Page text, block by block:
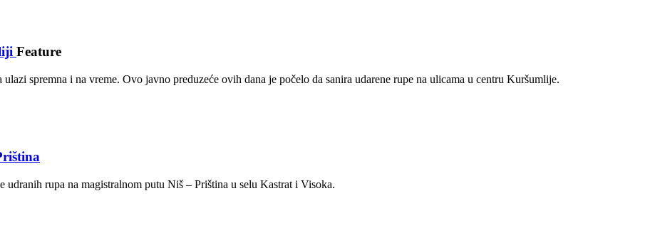
Feature
spremna i na vreme. Ovo javno preduzeće ovih dana je počelo da sanira udarene rupe na ulicama u centru Kuršumlije.
rupa na magistralnom putu Niš – Priština u selu Kastrat i Visoka.